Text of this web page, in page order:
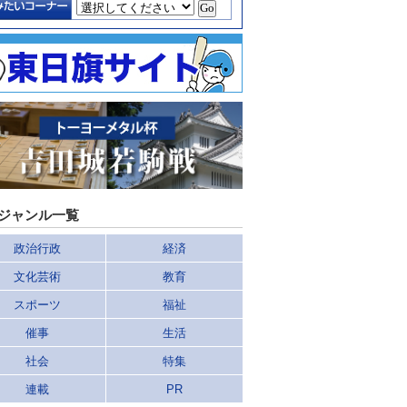
ャンル一覧
政治行政 経済
文化芸術 教育
スポーツ 福祉
催事 生活
社会 特集
連載 PR